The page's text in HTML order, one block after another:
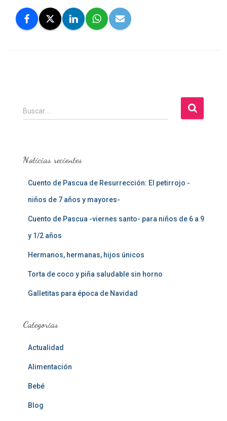
B
u
r
Buscar …
Noticias recientes
Cuento de Pascua de Resurrección: El petirrojo -
niños de 7 años y mayores-
Cuento de Pascua -viernes santo- para niños de 6 a 9
y 1/2 años
Hermanos, hermanas, hijos únicos
Torta de coco y piña saludable sin horno
Galletitas para época de Navidad
Categorias
Actualidad
Alimentación
Bebé
Blog